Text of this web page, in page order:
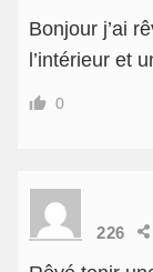
Bonjour j’ai
l’intérieur et
0
226